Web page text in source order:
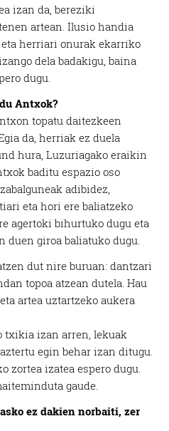
izan da, bereziki
artean. Ilusio handia
herriari onurak ekarriko
dela badakigu, baina
dugu.
Antxok?
topatu daitezkeen
da, herriak ez duela
hura, Luzuriagako eraikin
baditu espazio oso
adibidez,
eta hori ere baliatzeko
agertoki bihurtuko dugu eta
duen giroa baliatuko dugu.
dut nire buruan: dantzari
topoa atzean dutela. Hau
artea uztartzeko aukera
txikia izan arren, lekuak
egin behar izan ditugu.
zortea izatea espero dugu.
gaude.
ez dakien norbaiti, zer